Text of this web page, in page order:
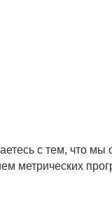
с тем, что
метрических